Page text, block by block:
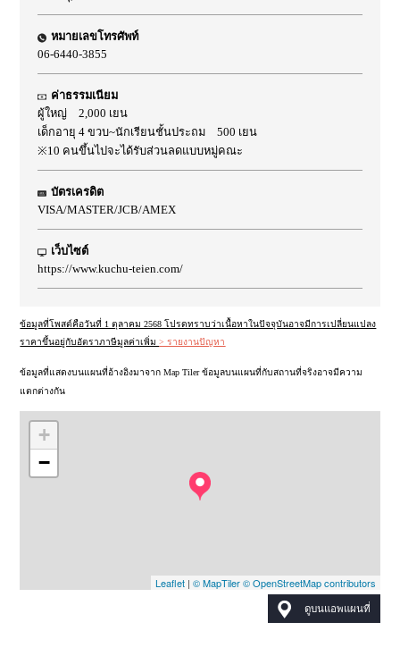
หมายเลขโทรศัพท์
06-6440-3855
ค่าธรรมเนียม
ผู้ใหญ่ 2,000 เยน
เด็กอายุ 4 ขวบ~นักเรียนชั้นประถม 500 เยน
※10 คนขึ้นไปจะได้รับส่วนลดแบบหมู่คณะ
บัตรเครดิต
VISA/MASTER/JCB/AMEX
เว็บไซต์
https://www.kuchu-teien.com/
ข้อมูลที่โพสต์คือวันที่ 1 ตุลาคม 2568 โปรดทราบว่าเนื้อหาในปัจจุบันอาจมีการเปลี่ยนแปลง
ราคาขึ้นอยู่กับอัตราภาษีมูลค่าเพิ่ม> รายงานปัญหา
ข้อมูลที่แสดงบนแผนที่อ้างอิงมาจาก Map Tiler ข้อมูลบนแผนที่กับสถานที่จริงอาจมีความ
แตกต่างกัน
+
−
Leaflet| © MapTiler © OpenStreetMap contributors
ดูบนแอพแผนที่